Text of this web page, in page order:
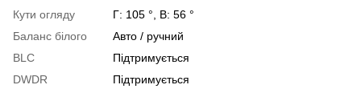
Кути огляду
Г: 105 °, В: 56 °
Баланс білого
Авто / ручний
BLC
Підтримується
DWDR
Підтримується